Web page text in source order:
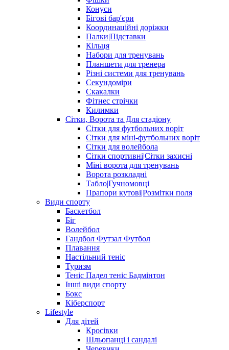
Конуси
Бігові бар'єри
Координаційні доріжки
Палки|Підставки
Кільця
Набори для тренувань
Планшети для тренера
Різні системи для тренувань
Секундоміри
Скакалки
Фітнес стрічки
Килимки
Сітки, Ворота та Для стадіону
Сітки для футбольних воріт
Сітки для міні-футбольних воріт
Сітки для волейбола
Сітки спортивні|Cітки захисні
Міні ворота для тренувань
Ворота розкладні
Табло|Гучномовці
Прапори кутові|Розмітки поля
Види спорту
Баскетбол
Біг
Волейбол
Гандбол Футзал Футбол
Плавання
Настільний теніс
Туризм
Теніс Падел теніс Бадмінтон
Інші види спорту
Бокс
Кіберспорт
Lifestyle
Для дітей
Кросівки
Шльопанці і сандалі